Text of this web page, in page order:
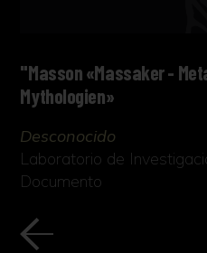
"Masson «Massaker -
Mythologien»
Desconocido
Laboratorio de
Documento